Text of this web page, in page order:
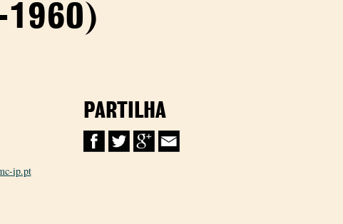
-1960)
ip.pt
PARTILHA